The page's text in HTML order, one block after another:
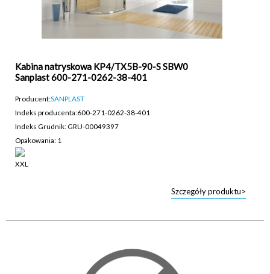
Kabina natryskowa KP4/TX5B-90-S SBW0
Sanplast 600-271-0262-38-401
Producent:SANPLAST
Indeks producenta:600-271-0262-38-401
Indeks Grudnik: GRU-00049397
Opakowania: 1
Szczegóły produktu>